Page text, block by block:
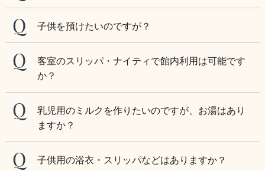
子供を預けたいのですが？
客室のスリッパ・ナイティで館内利用は可能です
か？
乳児用のミルクを作りたいのですが、お湯はあり
ますか？
子供用の浴衣・スリッパなどはありますか？